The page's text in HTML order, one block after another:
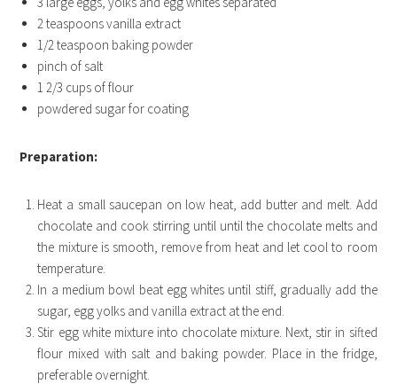
2 teaspoons vanilla extract
1/2 teaspoon baking powder
pinch of salt
1 2/3 cups of flour
powdered sugar for coating
Preparation:
Heat a small saucepan on low heat, add butter and melt. Add
chocolate and cook stirring until until the chocolate melts and
the mixture is smooth, remove from heat and let cool to room
temperature.
In a medium bowl beat egg whites until stiff, gradually add the
sugar, egg yolks and vanilla extract at the end.
Stir egg white mixture into chocolate mixture. Next, stir in sifted
flour mixed with salt and baking powder. Place in the fridge,
preferable overnight.